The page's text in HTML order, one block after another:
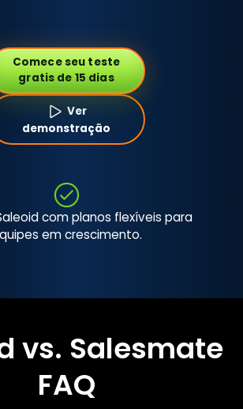
Comece seu teste
gratis de 15 dias
Ver
demonstração
com planos flexíveis para
em crescimento.
vs. Salesmate
FAQ